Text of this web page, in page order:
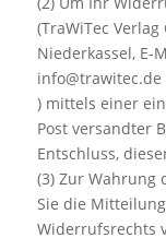
(TraWiTec
Niederkassel, E-
info@trawitec.de
) mittels einer
Post versandter
Entschluss,
(3) Zur Wahrung
Sie die
Widerrufsrechts